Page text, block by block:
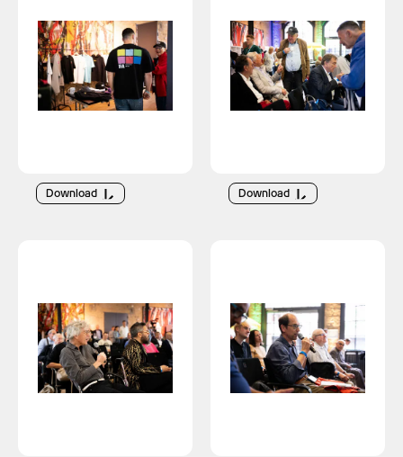
Download Download